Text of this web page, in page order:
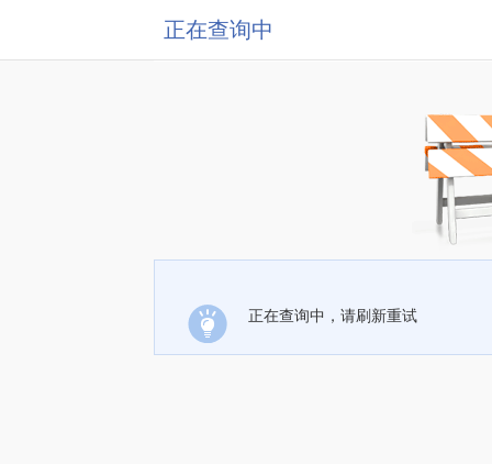
正在查询中
正在查询中，请刷新重试